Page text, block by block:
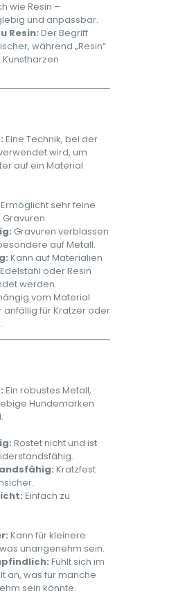
wie Resin –
und anpassbar.
Resin: Der Begriff
während „Resin“
Eine Technik, bei der
wird, um
auf ein Material
Ermöglicht sehr feine
Gravuren verblassen
auf Metall.
Kann auf Materialien
oder Resin
werden.
vom Material
anfällig für Kratzer oder
Ein robustes Metall,
Hundemarken
Rostet nicht und ist
Kratzfest
Einfach zu
Kann für kleinere
unangenehm sein.
Fühlt sich im
an, was für manche
sein könnte.